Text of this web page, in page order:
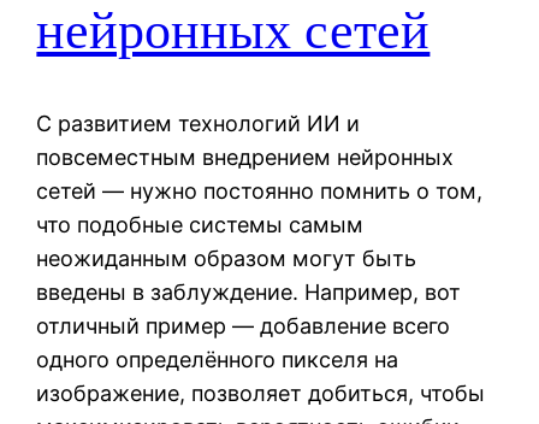
нейронных сетей
С развитием технологий ИИ и
повсеместным внедрением нейронных
сетей — нужно постоянно помнить о том,
что подобные системы самым
неожиданным образом могут быть
введены в заблуждение. Например, вот
отличный пример — добавление всего
одного определённого пикселя на
изображение, позволяет добиться, чтобы